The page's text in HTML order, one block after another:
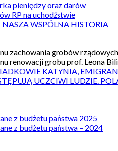
pieniędzy oraz darów
RP na uchodźstwie
NASZA WSPÓLNA HISTORIA
zachowania grobów
renowacji grobu prof. Leona
KATYNIA,
UCZCIWI LUDZIE.
z budżetu państwa 2025
z budżetu państwa – 2024